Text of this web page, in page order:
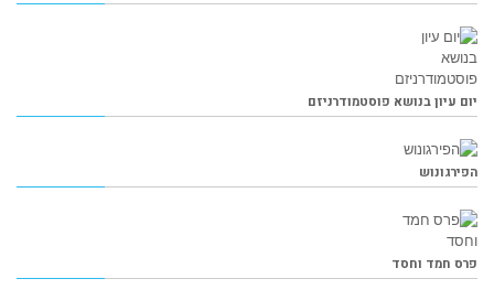
יום עיון בנושא פוסטמודרניזם
הפירגונוש
פרס חמד וחסד